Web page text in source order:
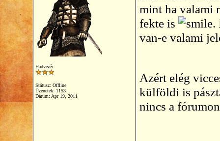
Hadvezér
Státusz: Offline
Üzenetek: 1153
Dátum: Apr 19, 2011
mint ha valami
fekte is
.
van-e valami
Azért elég
külföldi is
nincs a